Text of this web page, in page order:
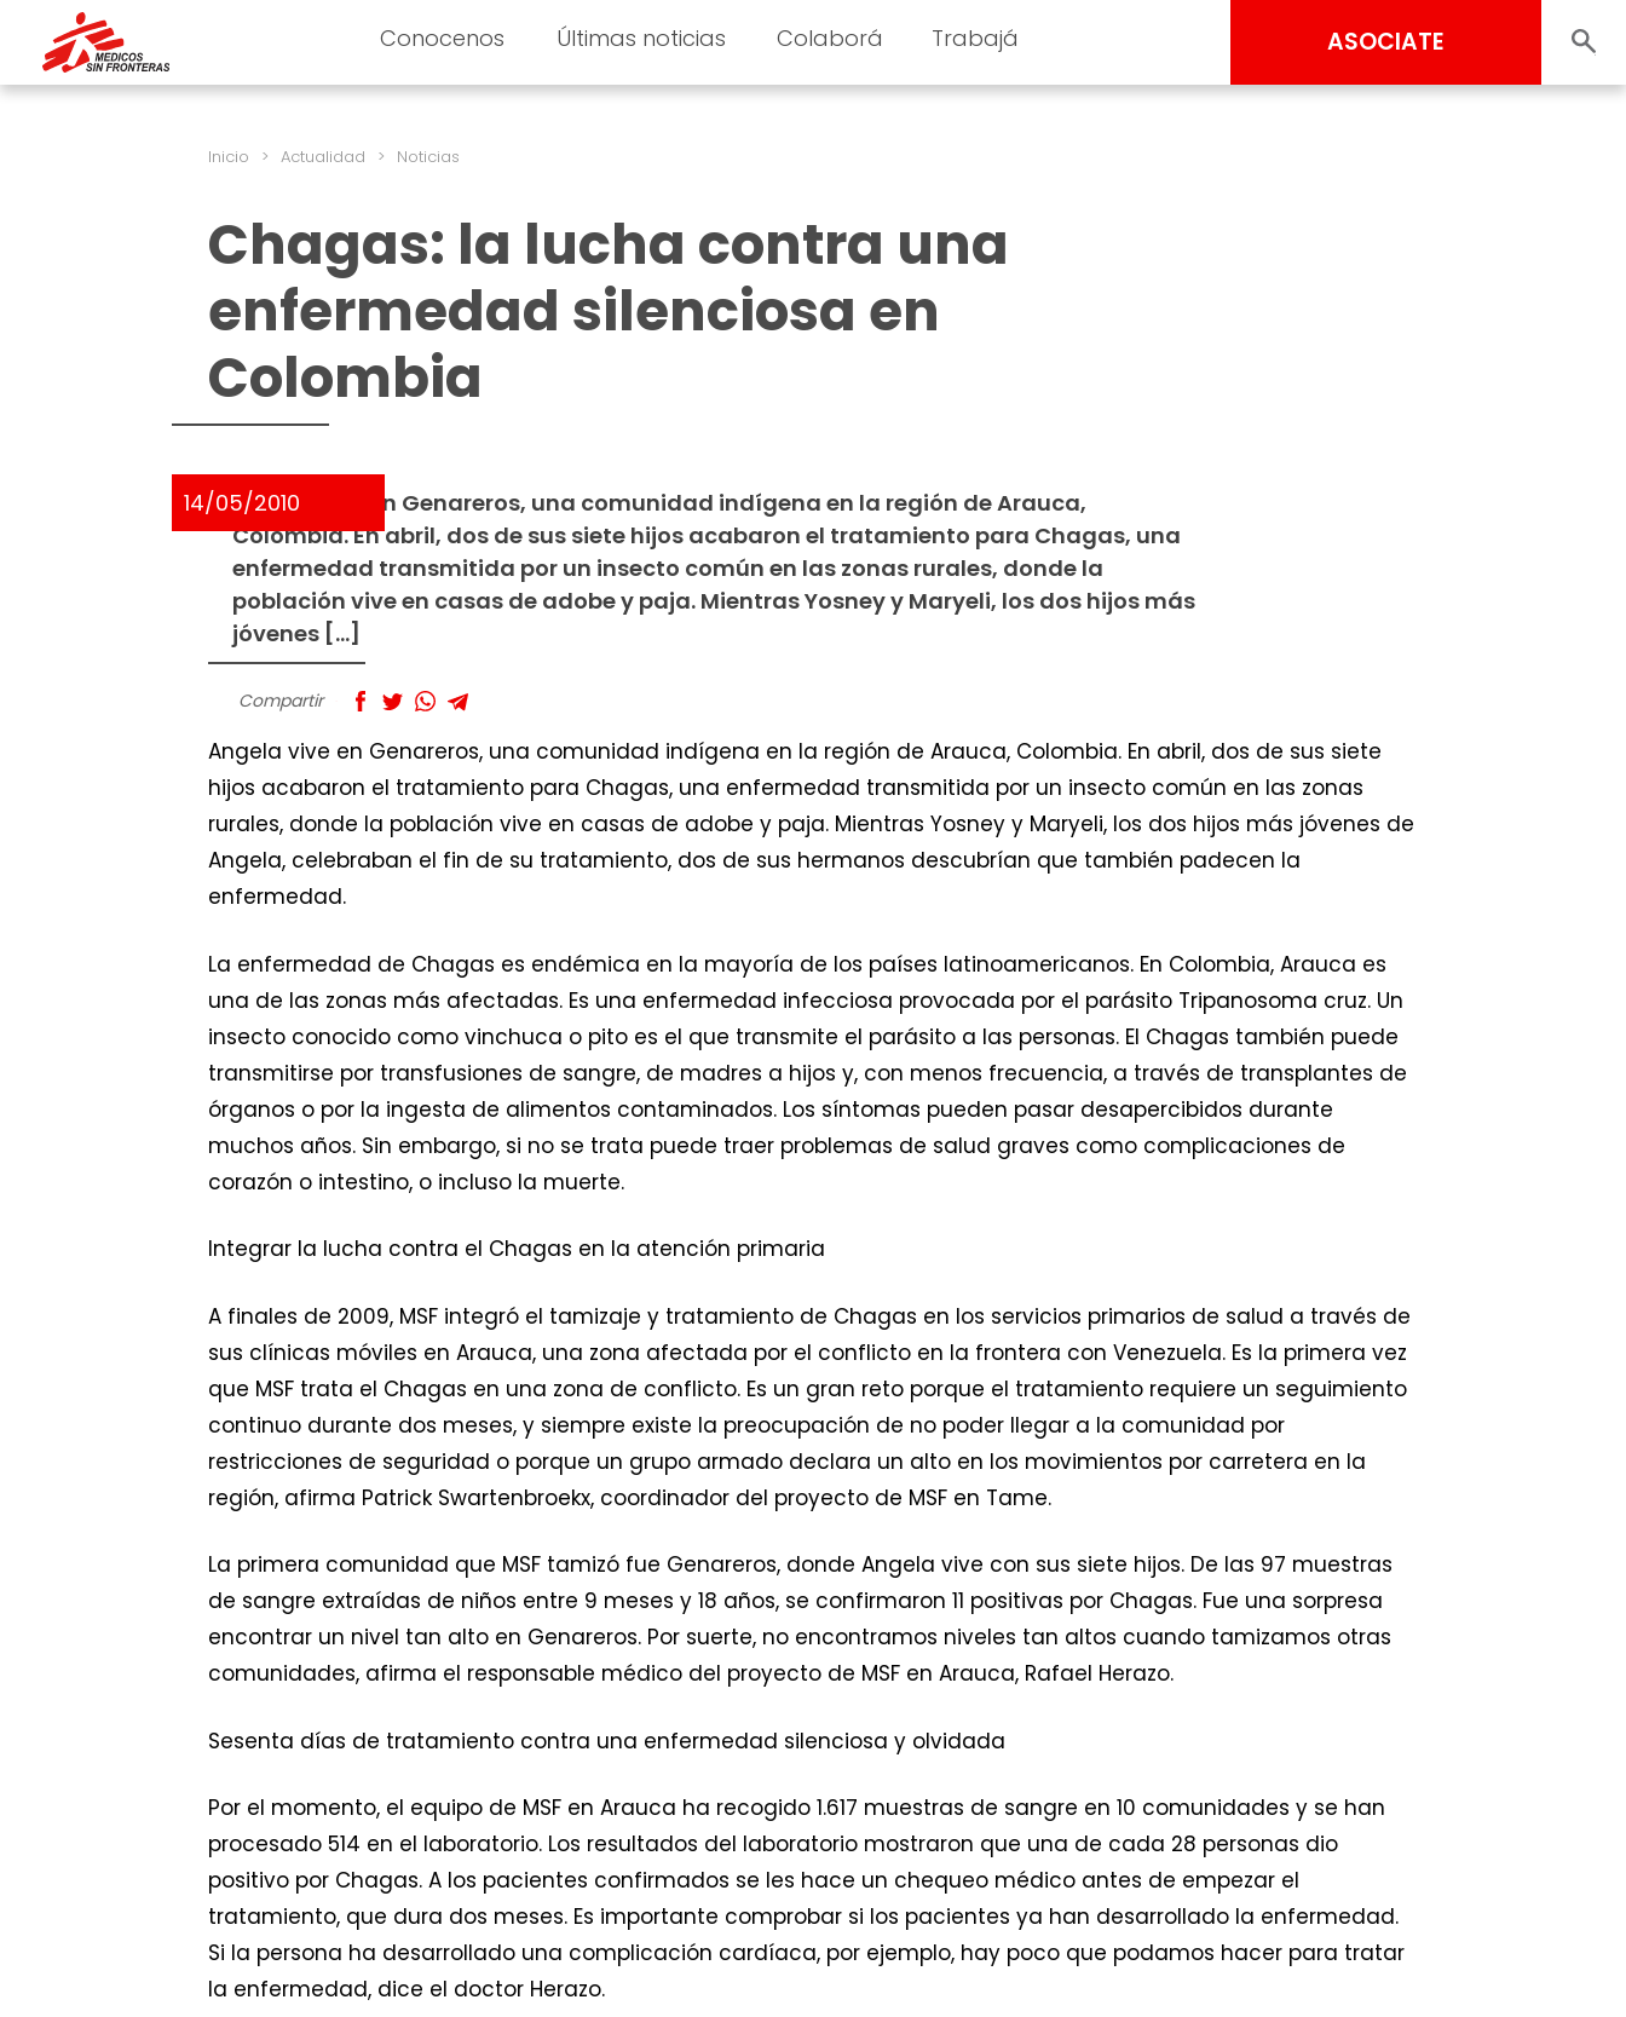
Conocenos Últimas noticias Colaborá Trabajá ASOCIATE
Inicio > Actualidad > Noticias
Chagas: la lucha contra una
enfermedad silenciosa en
Colombia
14/05/2010
Angela vive en Genareros, una comunidad indígena en la región de Arauca,
Colombia. En abril, dos de sus siete hijos acabaron el tratamiento para Chagas, una
enfermedad transmitida por un insecto común en las zonas rurales, donde la
población vive en casas de adobe y paja. Mientras Yosney y Maryeli, los dos hijos más
jóvenes […]
Compartir
Angela vive en Genareros, una comunidad indígena en la región de Arauca, Colombia. En abril, dos de sus siete
hijos acabaron el tratamiento para Chagas, una enfermedad transmitida por un insecto común en las zonas
rurales, donde la población vive en casas de adobe y paja. Mientras Yosney y Maryeli, los dos hijos más jóvenes de
Angela, celebraban el fin de su tratamiento, dos de sus hermanos descubrían que también padecen la
enfermedad.
La enfermedad de Chagas es endémica en la mayoría de los países latinoamericanos. En Colombia, Arauca es
una de las zonas más afectadas. Es una enfermedad infecciosa provocada por el parásito Tripanosoma cruz. Un
insecto conocido como vinchuca o pito es el que transmite el parásito a las personas. El Chagas también puede
transmitirse por transfusiones de sangre, de madres a hijos y, con menos frecuencia, a través de transplantes de
órganos o por la ingesta de alimentos contaminados. Los síntomas pueden pasar desapercibidos durante
muchos años. Sin embargo, si no se trata puede traer problemas de salud graves como complicaciones de
corazón o intestino, o incluso la muerte.
Integrar la lucha contra el Chagas en la atención primaria
A finales de 2009, MSF integró el tamizaje y tratamiento de Chagas en los servicios primarios de salud a través de
sus clínicas móviles en Arauca, una zona afectada por el conflicto en la frontera con Venezuela. Es la primera vez
que MSF trata el Chagas en una zona de conflicto. Es un gran reto porque el tratamiento requiere un seguimiento
continuo durante dos meses, y siempre existe la preocupación de no poder llegar a la comunidad por
restricciones de seguridad o porque un grupo armado declara un alto en los movimientos por carretera en la
región, afirma Patrick Swartenbroekx, coordinador del proyecto de MSF en Tame.
La primera comunidad que MSF tamizó fue Genareros, donde Angela vive con sus siete hijos. De las 97 muestras
de sangre extraídas de niños entre 9 meses y 18 años, se confirmaron 11 positivas por Chagas. Fue una sorpresa
encontrar un nivel tan alto en Genareros. Por suerte, no encontramos niveles tan altos cuando tamizamos otras
comunidades, afirma el responsable médico del proyecto de MSF en Arauca, Rafael Herazo.
Sesenta días de tratamiento contra una enfermedad silenciosa y olvidada
Por el momento, el equipo de MSF en Arauca ha recogido 1.617 muestras de sangre en 10 comunidades y se han
procesado 514 en el laboratorio. Los resultados del laboratorio mostraron que una de cada 28 personas dio
positivo por Chagas. A los pacientes confirmados se les hace un chequeo médico antes de empezar el
tratamiento, que dura dos meses. Es importante comprobar si los pacientes ya han desarrollado la enfermedad.
Si la persona ha desarrollado una complicación cardíaca, por ejemplo, hay poco que podamos hacer para tratar
la enfermedad, dice el doctor Herazo.